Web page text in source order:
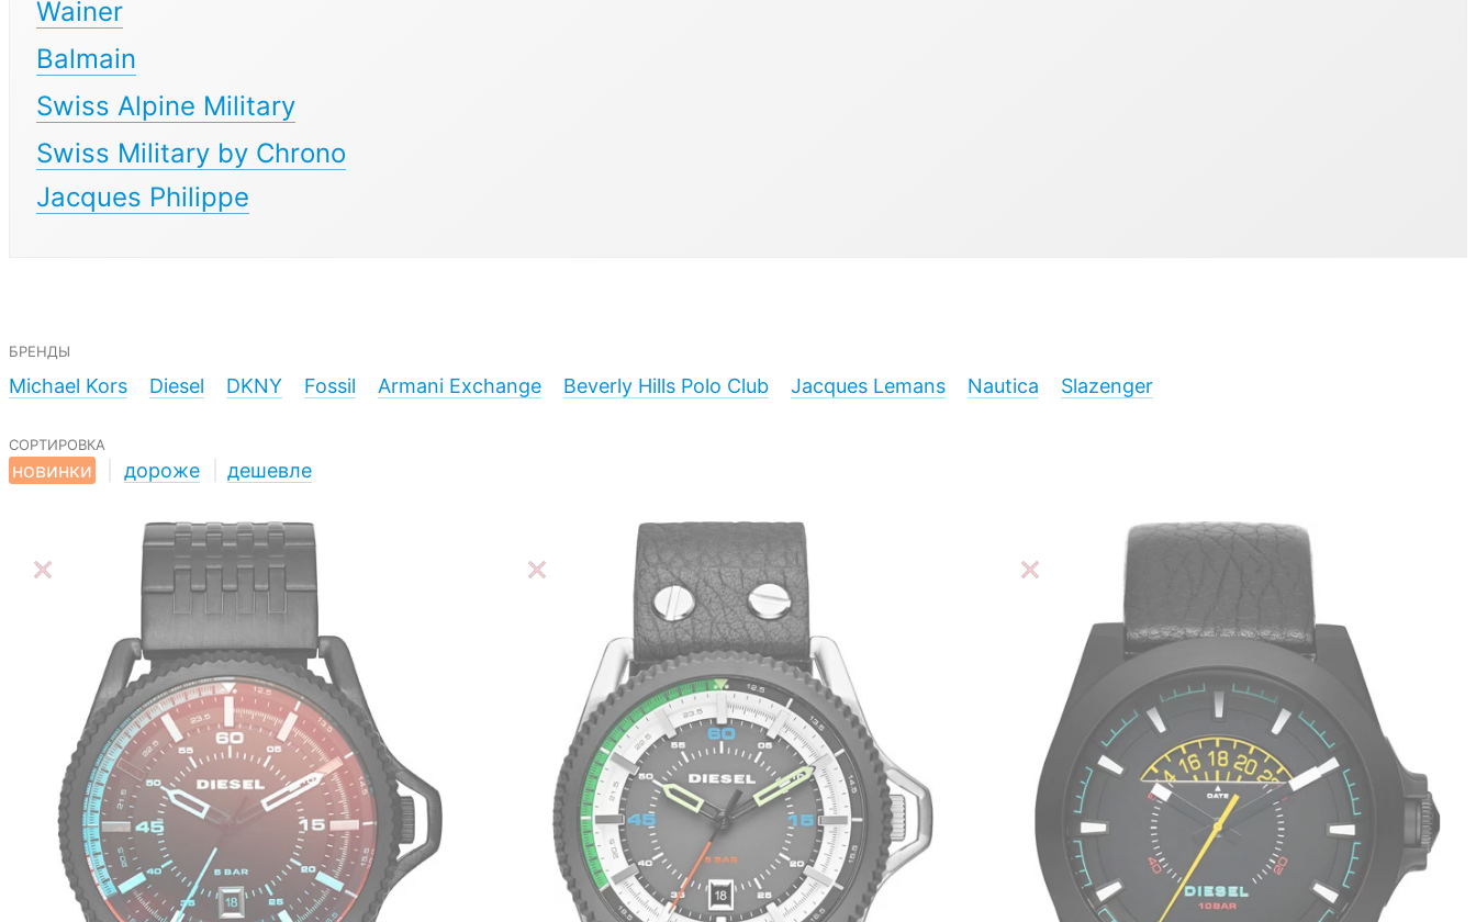
Wainer
Balmain
Swiss Alpine Military
Swiss Military by Chrono
Jacques Philippe
бренды
Michael Kors
Diesel DKNY Fossil Armani Exchange Beverly Hills Polo Club Jacques Lemans Nautica Slazenger
сортировка
новинки
дороже дешевле